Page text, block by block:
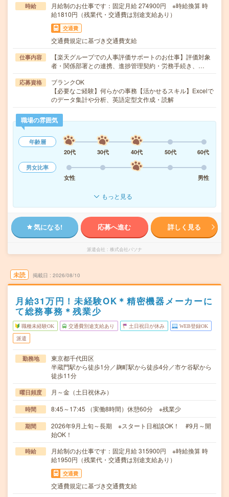
時給
月給制のお仕事です：固定月給 274900円 ※時給換算 時
給1810円（残業代・交通費は別途支給あり）
交通費
交通費規定に基づき交通費支給
仕事内容
【楽天グループでの人事評価サポートのお仕事】評価対象
者・関係部署との連携、進捗管理契約・労務手続き、…
応募資格
ブランクOK
【必要なご経験】何らかの事務【活かせるスキル】Excelで
のデータ集計や分析、英語定型文作成・読解
職場の雰囲気
年齢層
20代
30代 40代 50代
60代
男女比率
女性
男性
もっと見る
気になる! 応募へ進む 詳しく見る
派遣会社 株式会社パソナ
未読 掲載日 2026/08/10
月給31万円！未経験OK＊精密機器メーカーに
て総務事務＊残業少
職種未経験OK 交通費別途支給あり 土日祝日が休み WEB登録OK
派遣
勤務地
東京都千代田区
半蔵門駅から徒歩1分／麹町駅から徒歩4分／市ケ谷駅から
徒歩11分
曜日頻度 月～金（土日祝休み）
時間 8:45～17:45 （実働8時間）休憩60分 ※残業少
期間
2026年9月上旬～長期 ※スタート日相談OK！ #9月～開
始OK！
時給
月給制のお仕事です：固定月給 315900円 ※時給換算 時
給1950円（残業代・交通費は別途支給あり）
交通費
交通費規定に基づき交通費支給